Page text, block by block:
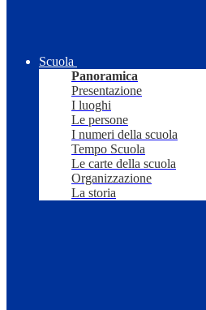
Scuola
Panoramica
Presentazione
I luoghi
Le persone
I numeri della scuola
Tempo Scuola
Le carte della scuola
Organizzazione
La storia